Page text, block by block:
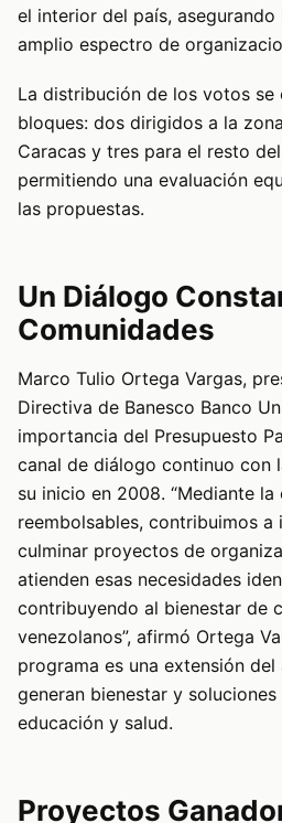
el interior del país,
amplio espectro de
La distribución de los votos se
bloques: dos dirigidos a la
Caracas y tres para el resto
permitiendo una evaluación
las propuestas.
Un Diálogo
Comunidades
Marco Tulio Ortega Vargas,
Directiva de Banesco Banco
importancia del Presupuesto
canal de diálogo continuo con
su inicio en 2008. “Mediante
reembolsables, contribuimos a
culminar proyectos de
atienden esas necesidades
contribuyendo al bienestar de
venezolanos”, afirmó Ortega
programa es una extensión
generan bienestar y
educación y salud.
Proyectos